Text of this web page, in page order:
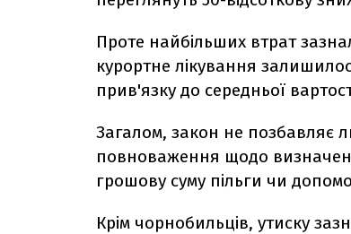
Проте найбільших втрат
курортне лікування
прив'язку до середньої
Загалом, закон не позбавляє
повноваження щодо
грошову суму пільги чи
Крім чорнобильців, утиску